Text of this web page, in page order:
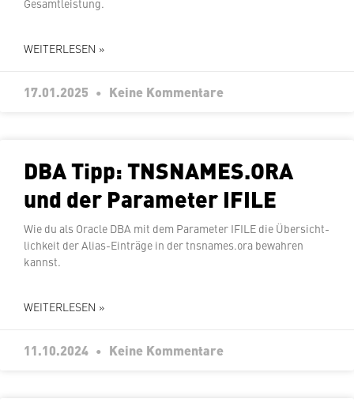
WEITERLESEN »
17.01.2025 Keine Kommentare
DBA Tipp: TNSNAMES.ORA
und der Parameter IFILE
Wie du als Oracle DBA mit dem Parameter IFILE die Über­sicht­
lich­keit der Alias-Einträge in der tnsnames.ora bewahren
kannst.
WEITERLESEN »
11.10.2024 Keine Kommentare